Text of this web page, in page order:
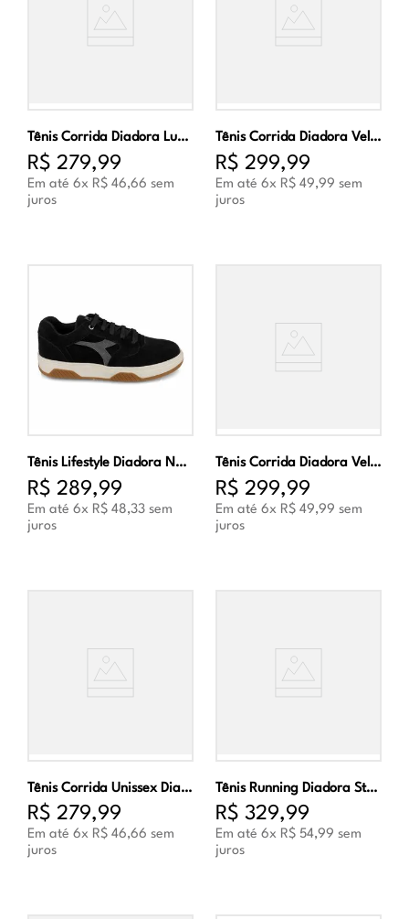
Tênis Corrida Diadora Lunare Unissex Preto e Branco
R$ 279,99
Em até 6x R$ 46,66 sem
juros
Tênis Corrida Diadora Veloce Unissex Preto e Prata
R$ 299,99
Em até 6x R$ 49,99 sem
juros
Tênis Lifestyle Diadora Napoles Masculina Preto e Cinza
R$ 289,99
Em até 6x R$ 48,33 sem
juros
Tênis Corrida Diadora Veloce Unissex Preto e Branco
R$ 299,99
Em até 6x R$ 49,99 sem
juros
Tênis Corrida Unissex Diadora Fun Preto e Cinza
R$ 279,99
Em até 6x R$ 46,66 sem
juros
Tênis Running Diadora Stratus III Masculino Preto e Dourado
R$ 329,99
Em até 6x R$ 54,99 sem
juros